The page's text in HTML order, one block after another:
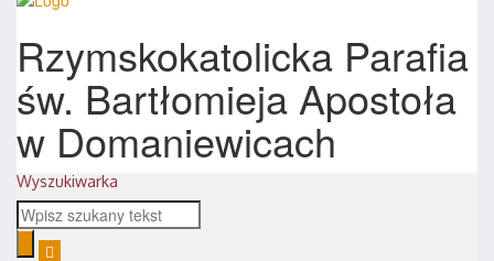
Rzymskokatolicka Parafia
św. Bartłomieja Apostoła
w Domaniewicach
Wyszukiwarka